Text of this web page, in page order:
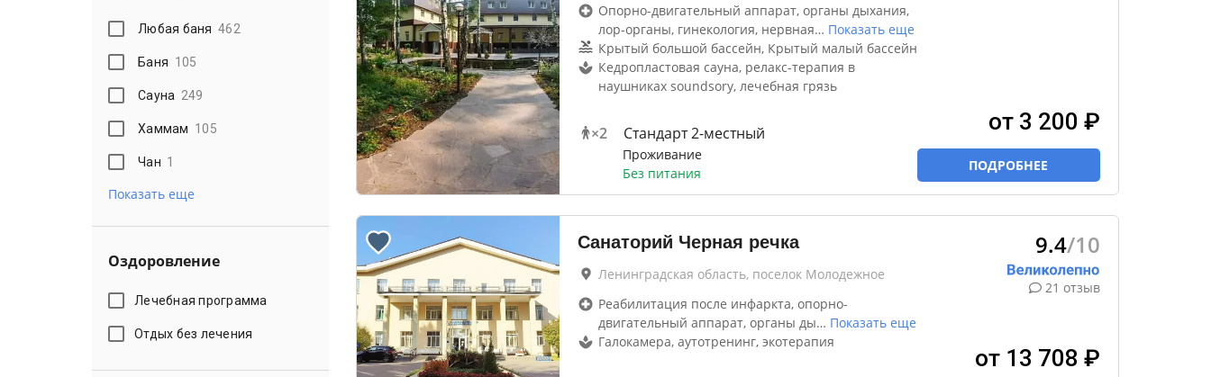
Любая баня 462
Баня 105
Сауна 249
Хаммам 105
Чан 1
Показать еще
Оздоровление
Лечебная программа
Отдых без лечения
Опорно-двигательный аппарат, органы дыхания,
лор-органы, гинекология, нервная… Показать еще
Крытый большой бассейн, Крытый малый бассейн
Кедропластовая сауна, релакс-терапия в
наушниках soundsory, лечебная грязь
×2 Стандарт 2-местный
Проживание
Без питания
от 3 200 ₽
ПОДРОБНЕЕ
Санаторий Черная речка
Ленинградская область, поселок Молодежное
Реабилитация после инфаркта, опорно-
двигательный аппарат, органы ды… Показать еще
Галокамера, аутотренинг, экотерапия
9.4/10
21 отзыв
от 13 708 ₽